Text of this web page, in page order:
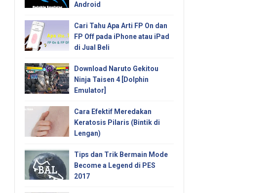
Android
Cari Tahu Apa Arti FP On dan
FP Off pada iPhone atau iPad
di Jual Beli
Download Naruto Gekitou
Ninja Taisen 4 [Dolphin
Emulator]
Cara Efektif Meredakan
Keratosis Pilaris (Bintik di
Lengan)
Tips dan Trik Bermain Mode
Become a Legend di PES
2017